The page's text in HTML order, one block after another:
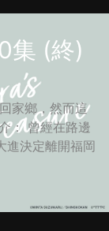
集 (終)
家鄉，然而這
： 曾經在路邊
進決定離開福岡